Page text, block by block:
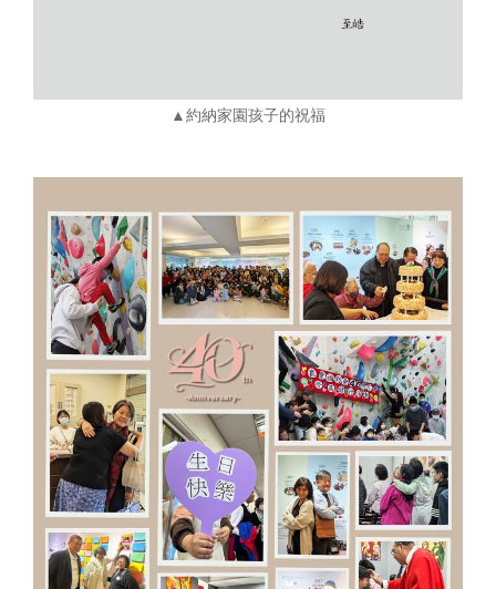
▲約納家園孩子的祝福